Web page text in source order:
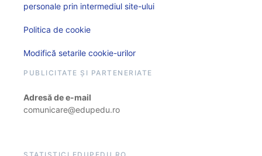
personale prin intermediul site-ului
Politica de cookie
Modifică setarile cookie-urilor
PUBLICITATE ȘI PARTENERIATE
Adresă de e-mail
comunicare@edupedu.ro